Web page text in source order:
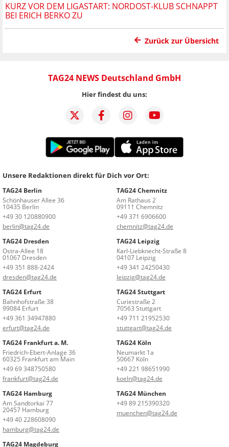
KURZ VOR DEM LIGASTART: NORDOST-KLUB SCHNAPPT
BEI ERICH BERKO ZU
Zurück zur Übersicht
TAG24 NEWS Deutschland GmbH
Hier findest du uns:
Unsere Redaktionen direkt für Dich vor Ort:
TAG24 Berlin
Schönhauser Allee 36
10435 Berlin
+49 30 120880900
berlin@tag24.de
TAG24 Chemnitz
Am Rathaus 2
09111 Chemnitz
+49 371 6906600
chemnitz@tag24.de
TAG24 Dresden
Ostra-Allee 18
01067 Dresden
+49 351 888-2424
dresden@tag24.de
TAG24 Leipzig
Karl-Liebknecht-Straße 8
04107 Leipzig
+49 341 24250430
leipzig@tag24.de
TAG24 Erfurt
Bahnhofstraße 38
99084 Erfurt
+49 361 34947880
erfurt@tag24.de
TAG24 Stuttgart
Curiestraße 2
70563 Stuttgart
+49 711 21952530
stuttgart@tag24.de
TAG24 Frankfurt a. M.
Friedrich-Ebert-Anlage 36
60325 Frankfurt am Main
+49 69 348750580
frankfurt@tag24.de
TAG24 Köln
Neumarkt 1a
50667 Köln
+49 221 98651990
koeln@tag24.de
TAG24 Hamburg
Am Sandtorkai 77
20457 Hamburg
+49 40 228608090
hamburg@tag24.de
TAG24 München
+49 89 215390320
muenchen@tag24.de
TAG24 Magdeburg